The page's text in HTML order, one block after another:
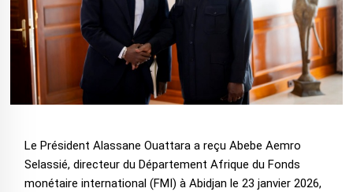
Le Président Alassane Ouattara a reçu Abebe Aemro
Selassié, directeur du Département Afrique du Fonds
monétaire international (FMI) à Abidjan le 23 janvier 2026,